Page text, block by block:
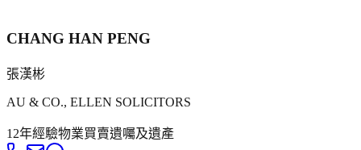
CHANG HAN PENG
張漢彬
AU & CO., ELLEN SOLICITORS
12年經驗物業買賣遺囑及遺產